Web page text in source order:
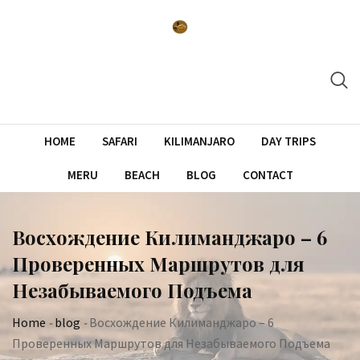
HOME SAFARI KILIMANJARO DAY TRIPS
MERU BEACH BLOG CONTACT
Восхождение Килиманджаро – 6
Проверенных Маршрутов для
Незабываемого Подъема
Home -blog -Восхождение Килиманджаро – 6
Проверенных Маршрутов для Незабываемого Подъема